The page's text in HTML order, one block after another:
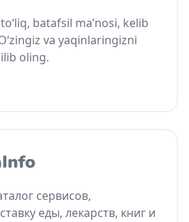
batafsil ma’nosi, kelib
va yaqinlaringizni
oling.
сервисов,
еды, лекарств, книг и